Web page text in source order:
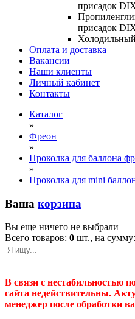
присадок
присадок
Оплата и доставка
Вакансии
Наши клиенты
Личный кабинет
Контакты
Каталог
»
Фреон
»
Проколка для баллона
»
Проколка для mini
Ваша корзина
Вы еще ничего не выбрали
Всего товаров: 0 шт., на сумму:
В связи с нестабильностью
сайта недействительны.
менеджер после обработки